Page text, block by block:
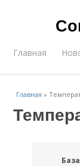
Главная
Главная »